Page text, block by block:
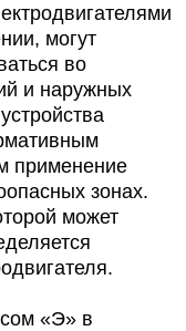
могут
во
и наружных
применение
зонах.
может
«Э» в